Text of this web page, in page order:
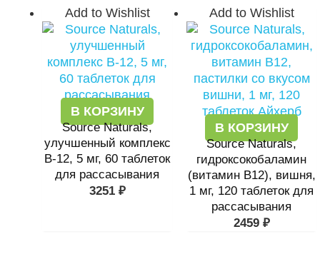
Add to Wishlist
В КОРЗИНУ
Source Naturals,
улучшенный комплекс
B-12, 5 мг, 60 таблеток
для рассасывания
3251 ₽
Add to Wishlist
В КОРЗИНУ
Source Naturals,
гидроксокобаламин
(витамин B12), вишня,
1 мг, 120 таблеток для
рассасывания
2459 ₽